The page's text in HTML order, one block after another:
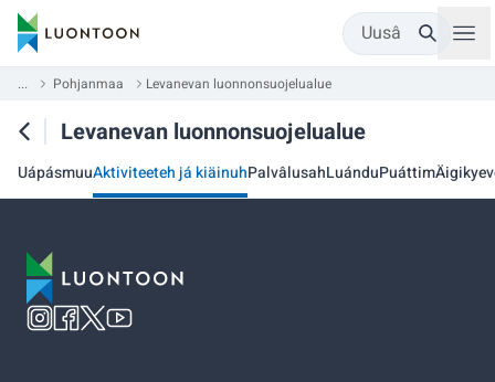
Uusâ
... Pohjanmaa Levanevan luonnonsuojelualue
Levanevan luonnonsuojelualue
UápásmuuAktiviteeteh já kiäinuhPalvâlusahLuánduPuáttim